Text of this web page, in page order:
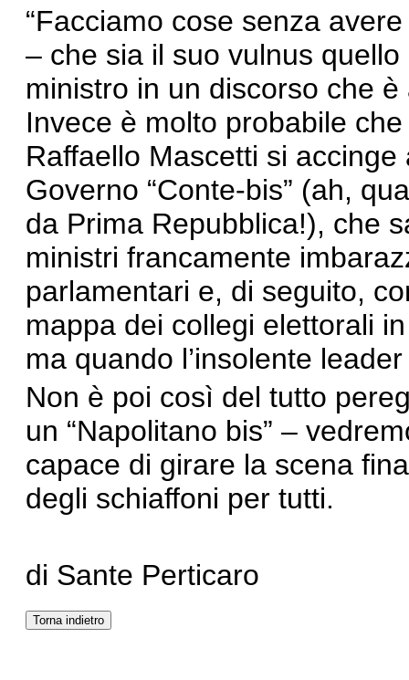
“Facciamo cose senza
– che sia il suo vulnus
ministro in un discorso che
Invece è molto probabile
Raffaello Mascetti si
Governo “Conte-bis” (ah,
da Prima Repubblica!), che
ministri francamente
parlamentari e, di seguito,
mappa dei collegi elettorali
ma quando l’insolente
Non è poi così del tutto
un “Napolitano bis” –
capace di girare la scena
degli schiaffoni per tutti.
di Sante Perticaro